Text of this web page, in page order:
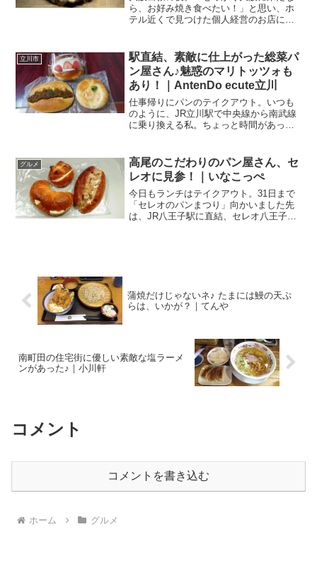
ら、お好み焼き食べたい！」と思い、ホ
テル近くで見つけた個人経営のお店に入
「せっかく大阪に来たなら、お好み焼き
が食べたい！」大阪と...
立川市
駅直結、素敵に仕上がった総菜パ
ン屋さん♪魅惑のマリトッツォも
あり！｜AntenDo ecute立川
仕事帰りにパンのテイクアウト。いつも
のように、JR立川駅で中央線から南武線
に乗り換える私。ちょっと時間があった
る、エキュート立川でお昼の買い出し。
南改札を出てそのまま真...
グルメ
高尾のこだわりのパン屋さん、セ
レオに見参！｜いなこっぺ
今日もランチはテイクアウト。31日まで
「セレオのパンまつり」向かいました先
は、JR八王子駅に直結、セレオ八王子。
蒲焼だけじゃないネ♪ たまには鰻の天ぷ
らは、いかが？｜てんや
南町田の住宅街に優しい素敵な塩ラーメ
ンがあった♪｜小川軒
コメント
コメントを書き込む
ホーム グルメ